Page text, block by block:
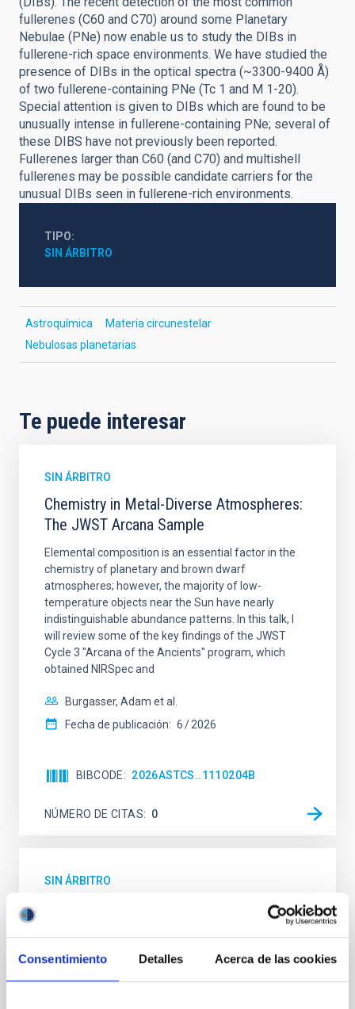
Consentimiento Detalles Acerca de las cookies
fullerenes (C60 and C70) around some Planetary
Nebulae (PNe) now enable us to study the DIBs in
fullerene-rich space environments. We have studied the
presence of DIBs in the optical spectra (~3300-9400 Å)
of two fullerene-containing PNe (Tc 1 and M 1-20).
Special attention is given to DIBs which are found to be
unusually intense in fullerene-containing PNe; several of
these DIBS have not previously been reported.
Fullerenes larger than C60 (and C70) and multishell
fullerenes may be possible candidate carriers for the
unusual DIBs seen in fullerene-rich environments.
TIPO
SIN ÁRBITRO
Astroquímica
Materia circunestelar
Nebulosas planetarias
Te puede interesar
SIN ÁRBITRO
Chemistry in Metal-Diverse Atmospheres:
The JWST Arcana Sample
Elemental composition is an essential factor in the
chemistry of planetary and brown dwarf
atmospheres; however, the majority of low-
temperature objects near the Sun have nearly
indistinguishable abundance patterns. In this talk, I
will review some of the key findings of the JWST
Cycle 3 "Arcana of the Ancients" program, which
obtained NIRSpec and
Burgasser, Adam et al.
Fecha de publicación: 6 2026
BIBCODE 2026ASTCS..1110204B
NÚMERO DE CITAS 0
SIN ÁRBITRO
Rotational Light Curve and Photometric
Baseline of (15094) Polymele in Support